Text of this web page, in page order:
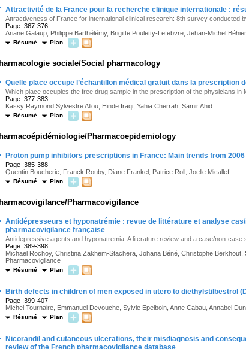
Attractivité de la France pour la recherche clinique internationale :
Attractiveness of France for international clinical research: 8th survey conducted
Page :367-376
Ariane Galaup, Philippe Barthélémy, Brigitte Pouletty-Lefebvre, Jehan-Michel
Résumé Plan
sociale/Social pharmacology
Quelle place occupe l’échantillon médical gratuit dans la prescription
Which place occupies the free drug sample in the prescription of the physicians in
Page :377-383
Kassy Raymond Sylvestre Allou, Hinde Iraqi, Yahia Cherrah, Samir Ahid
Résumé Plan
Pharmacoepidemiology
Proton pump inhibitors prescriptions in France: Main trends from
Page :385-388
Quentin Boucherie, Franck Rouby, Diane Frankel, Patrice Roll, Joelle Micallef
Résumé Plan
Pharmacovigilance
Antidépresseurs et hyponatrémie : revue de littérature et analyse
pharmacovigilance française
Antidepressive agents and hyponatremia: A literature review and a case/non-
Page :389-398
Michaël Rochoy, Christina Zakhem-Stachera, Johana Béné, Christophe
Pharmacovigilance
Résumé Plan
Birth defects in children of men exposed in utero to diethylstilbestrol
Page :399-407
Michel Tournaire, Emmanuel Devouche, Sylvie Epelboin, Anne Cabau, Annabel
Résumé Plan
Nicorandil and cutaneous ulcerations, their misdiagnosis and
review of the French pharmacovigilance database